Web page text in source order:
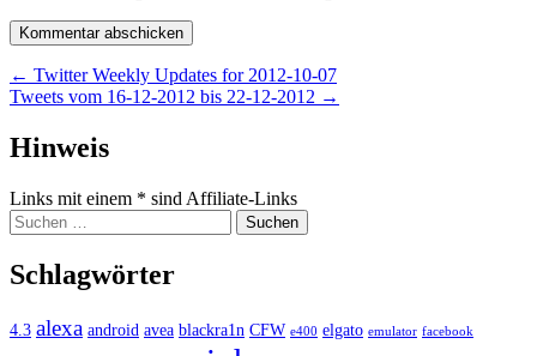
Beitragsnavigation
← Twitter Weekly Updates for 2012-10-07
Tweets vom 16-12-2012 bis 22-12-2012 →
Widgets
Hinweis
Links mit einem * sind Affiliate-Links
Suchen
nach:
Schlagwörter
4.3 alexa android avea blackra1n CFW e400 elgato emulator facebook